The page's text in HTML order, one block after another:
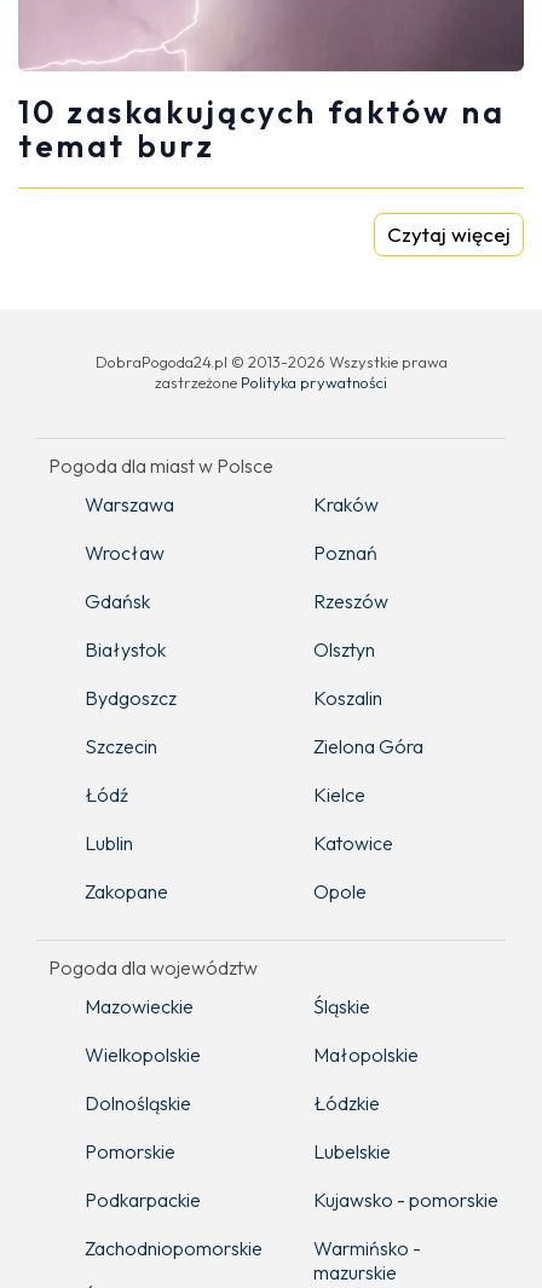
10 zaskakujących faktów na
temat burz
Czytaj więcej
DobraPogoda24.pl © 2013-2026 Wszystkie prawa
zastrzeżone Polityka prywatności
Pogoda dla miast w Polsce
Warszawa
Kraków
Wrocław
Poznań
Gdańsk
Rzeszów
Białystok
Olsztyn
Bydgoszcz
Koszalin
Szczecin
Zielona Góra
Łódź
Kielce
Lublin
Katowice
Zakopane
Opole
Pogoda dla województw
Mazowieckie
Śląskie
Wielkopolskie
Małopolskie
Dolnośląskie
Łódzkie
Pomorskie
Lubelskie
Podkarpackie
Kujawsko - pomorskie
Zachodniopomorskie
Warmińsko -
mazurskie